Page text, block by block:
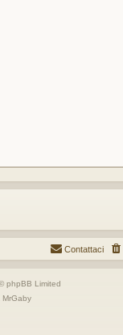
Contattaci
phpBB Limited